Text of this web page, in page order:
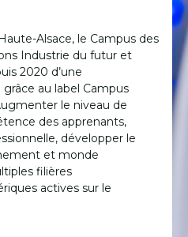
Alsace, le Campus des
Industrie du futur et
2020 d’une
au label Campus
le niveau de
des apprenants,
développer le
et monde
filières
actives sur le